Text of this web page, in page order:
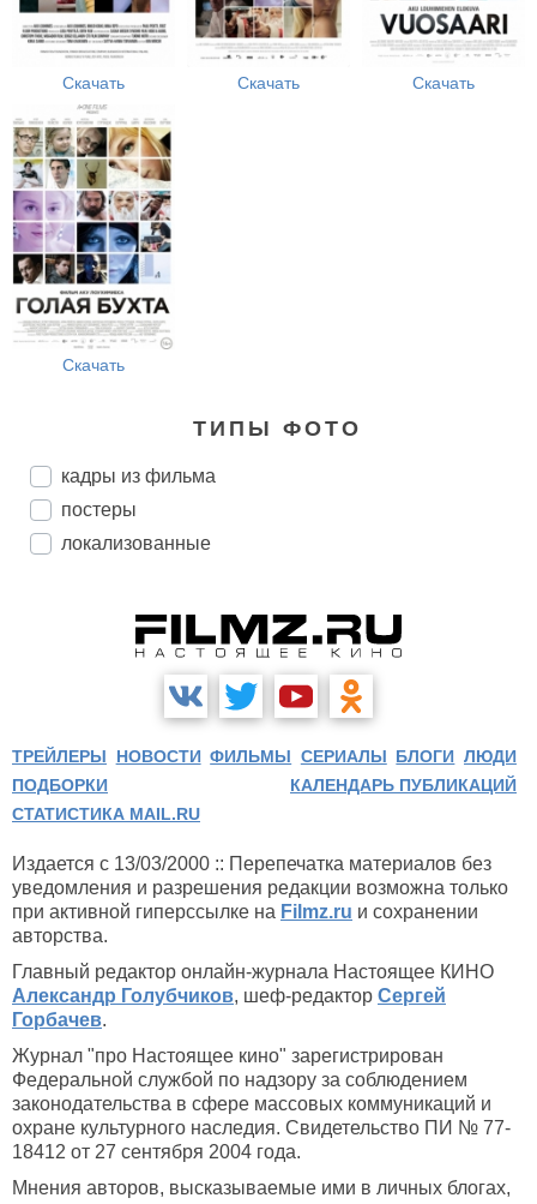
Скачать Скачать Скачать
Скачать
ТИПЫ ФОТО
кадры из фильма
постеры
локализованные
ТРЕЙЛЕРЫ НОВОСТИ ФИЛЬМЫ СЕРИАЛЫ БЛОГИ ЛЮДИ
ПОДБОРКИ
КАЛЕНДАРЬ ПУБЛИКАЦИЙ
СТАТИСТИКА MAIL.RU
Издается с 13/03/2000 :: Перепечатка материалов без
уведомления и разрешения редакции возможна только
при активной гиперссылке на Filmz.ru и сохранении
авторства.
Главный редактор онлайн-журнала Настоящее КИНО
Александр Голубчиков, шеф-редактор Сергей
Горбачев.
Журнал "про Настоящее кино" зарегистрирован
Федеральной службой по надзору за соблюдением
законодательства в сфере массовых коммуникаций и
охране культурного наследия. Свидетельство ПИ № 77-
18412 от 27 сентября 2004 года.
Мнения авторов, высказываемые ими в личных блогах,